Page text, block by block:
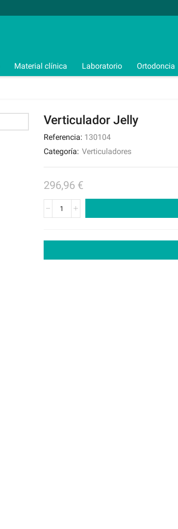
Material clínica Laboratorio Ortodoncia
Verticulador Jelly
Referencia: 130104
Categoría: Verticuladores
296,96 €